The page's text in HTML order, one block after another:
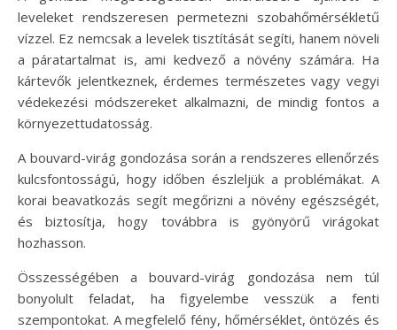
leveleket rendszeresen permetezni szobahőmérsékletű
vízzel. Ez nemcsak a levelek tisztítását segíti, hanem növeli
a páratartalmat is, ami kedvező a növény számára. Ha
kártevők jelentkeznek, érdemes természetes vagy vegyi
védekezési módszereket alkalmazni, de mindig fontos a
környezettudatosság.
A bouvard-virág gondozása során a rendszeres ellenőrzés
kulcsfontosságú, hogy időben észleljük a problémákat. A
korai beavatkozás segít megőrizni a növény egészségét,
és biztosítja, hogy továbbra is gyönyörű virágokat
hozhasson.
Összességében a bouvard-virág gondozása nem túl
bonyolult feladat, ha figyelembe vesszük a fenti
szempontokat. A megfelelő fény, hőmérséklet, öntözés és